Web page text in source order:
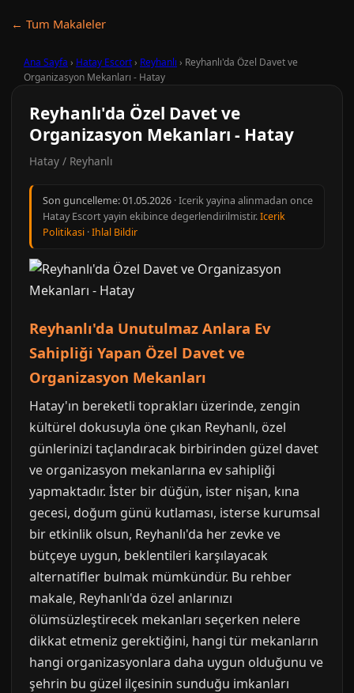
← Tum Makaleler
Ana Sayfa › Hatay Escort› Reyhanlı › Reyhanlı'da Özel Davet ve
Organizasyon Mekanları - Hatay
Reyhanlı'da Özel Davet ve
Organizasyon Mekanları - Hatay
Hatay / Reyhanlı
Son guncelleme:01.05.2026 · Icerik yayina alinmadan once
Hatay Escort yayin ekibince degerlendirilmistir.Icerik
Politikasi ·Ihlal Bildir
Reyhanlı'da Unutulmaz Anlara Ev
Sahipliği Yapan Özel Davet ve
Organizasyon Mekanları
Hatay'ın bereketli toprakları üzerinde, zengin
kültürel dokusuyla öne çıkan Reyhanlı, özel
günlerinizi taçlandıracak birbirinden güzel davet
ve organizasyon mekanlarına ev sahipliği
yapmaktadır. İster bir düğün, ister nişan, kına
gecesi, doğum günü kutlaması, isterse kurumsal
bir etkinlik olsun, Reyhanlı'da her zevke ve
bütçeye uygun, beklentileri karşılayacak
alternatifler bulmak mümkündür. Bu rehber
makale, Reyhanlı'da özel anlarınızı
ölümsüzleştirecek mekanları seçerken nelere
dikkat etmeniz gerektiğini, hangi tür mekanların
hangi organizasyonlara daha uygun olduğunu ve
şehrin bu güzel ilçesinin sunduğu imkanları